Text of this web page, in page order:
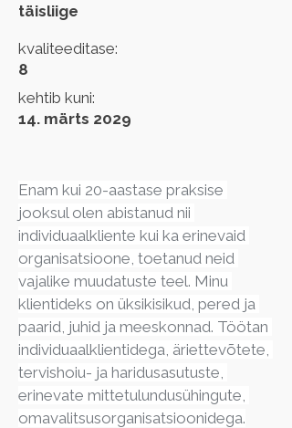
täisliige
kvaliteeditase:
8
kehtib kuni:
14. märts 2029
Enam kui 20-aastase praksise
jooksul olen abistanud nii
individuaalkliente kui ka erinevaid
organisatsioone, toetanud neid
vajalike muudatuste teel. Minu
klientideks on üksikisikud, pered ja
paarid, juhid ja meeskonnad. Töötan
individuaalklientidega, äriettevõtete,
tervishoiu- ja haridusasutuste,
erinevate mittetulundusühingute,
omavalitsusorganisatsioonidega.